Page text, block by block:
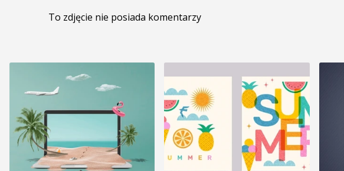
To zdjęcie nie posiada komentarzy